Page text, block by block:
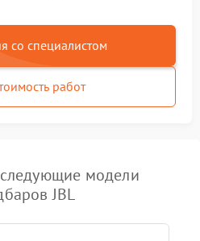
со специалистом
работ
модели
JBL